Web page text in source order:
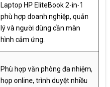
Laptop HP EliteBook 2-in-1
phù hợp doanh nghiệp, quản
lý và người dùng cần màn
hình cảm ứng.
Phù hợp văn phòng đa nhiệm,
họp online, trình duyệt nhiều